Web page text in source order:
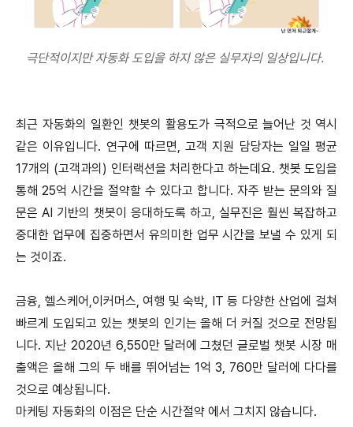
극단적이지만 자동화 도입을 하지 않은 실무자의 일상입니다.
최근 자동화의 일환인 챗봇의 활용도가 극적으로 늘어난 것 역시
같은 이유입니다. 연구에 따르면, 고객 지원 담당자는 일일 평균
17개의 (고객과의) 인터랙션을 처리한다고 하는데요. 챗봇 도입을
통해 25억 시간을 절약할 수 있다고 합니다. 자주 받는 문의와 질
문은 AI 기반의 챗봇이 응대하도록 하고, 실무진은 훨씬 복잡하고
중대한 업무에 집중하면서 유의미한 업무 시간을 보낼 수 있게 되
는 것이죠.
금융, 헬스케어,이커머스, 여행 및 숙박, IT 등 다양한 산업에 걸쳐
빠르게 도입되고 있는 챗봇의 인기는 올해 더 커질 것으로 전망됩
니다. 지난 2020년 6,550만 달러에 그쳤던 글로벌 챗봇 시장 매
출액은 올해 그의 두 배를 뛰어넘는 1억 3, 760만 달러에 다다를
것으로 예상됩니다.
마케팅 자동화의 이점은 단순 시간절약 에서 그치지 않습니다.